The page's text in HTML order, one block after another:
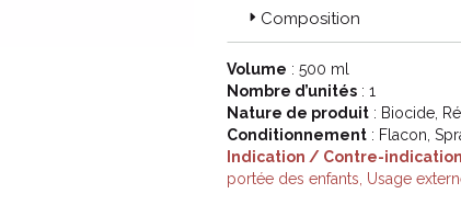
Composition
Volume : 500 ml
Nombre d’unités : 1
Nature de produit : Biocide,
Conditionnement : Flacon,
Indication / Contre-indication
portée des enfants, Usage